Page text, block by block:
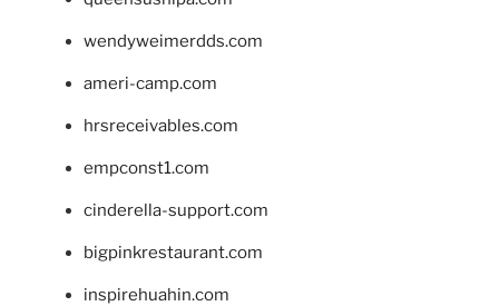
wendyweimerdds.com
ameri-camp.com
hrsreceivables.com
empconst1.com
cinderella-support.com
bigpinkrestaurant.com
inspirehuahin.com